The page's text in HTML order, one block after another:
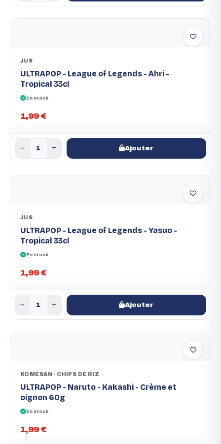
JUS
ULTRAPOP - League of Legends - Ahri -
Tropical 33cl
En stock
1,99 €
Ajouter
JUS
ULTRAPOP - League of Legends - Yasuo -
Tropical 33cl
En stock
1,99 €
Ajouter
KOMESAN - CHIPS DE RIZ
ULTRAPOP - Naruto - Kakashi - Crème et
oignon 60g
En stock
1,99 €